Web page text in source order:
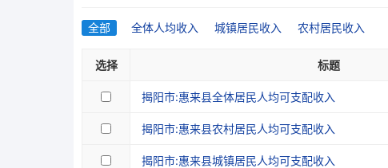
全部 全体人均收入 城镇居民收入 农村居民收入
选择 标题
揭阳市:惠来县全体居民人均可支配收入
揭阳市:惠来县农村居民人均可支配收入
揭阳市:惠来县城镇居民人均可支配收入